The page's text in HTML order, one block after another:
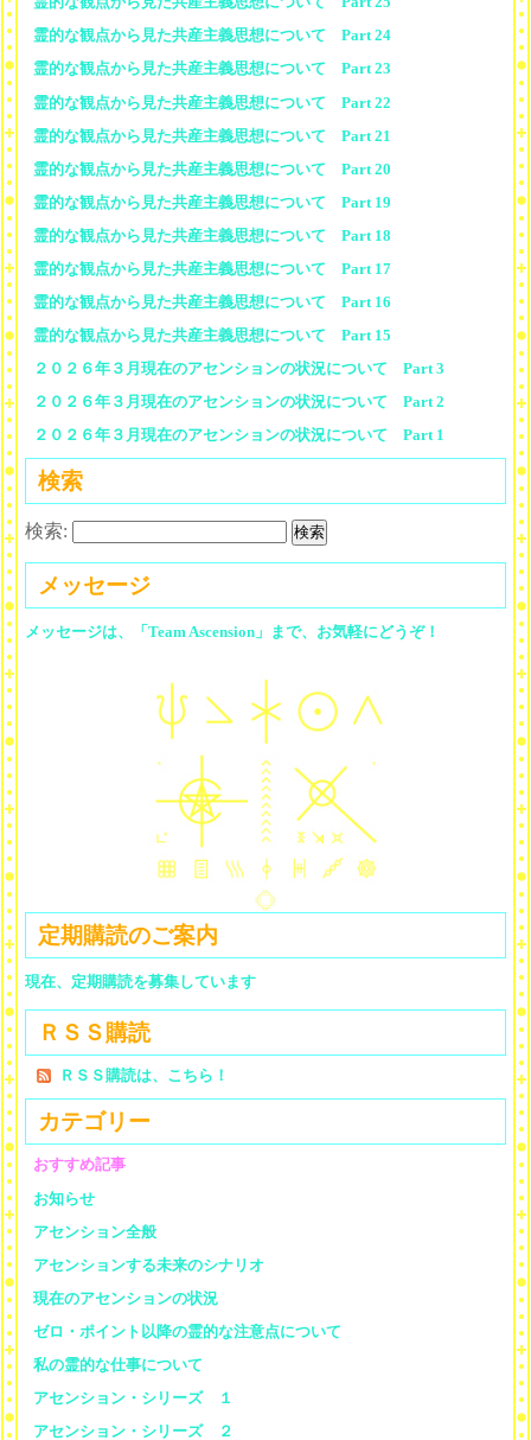
霊的な観点から見た共産主義思想について Part 24
霊的な観点から見た共産主義思想について Part 23
霊的な観点から見た共産主義思想について Part 22
霊的な観点から見た共産主義思想について Part 21
霊的な観点から見た共産主義思想について Part 20
霊的な観点から見た共産主義思想について Part 19
霊的な観点から見た共産主義思想について Part 18
霊的な観点から見た共産主義思想について Part 17
霊的な観点から見た共産主義思想について Part 16
霊的な観点から見た共産主義思想について Part 15
２０２６年３月現在のアセンションの状況について Part 3
２０２６年３月現在のアセンションの状況について Part 2
２０２６年３月現在のアセンションの状況について Part 1
検索
検索:
メッセージ
メッセージは、「Team Ascension」まで、お気軽にどうぞ！
定期購読のご案内
現在、定期購読を募集しています
ＲＳＳ購読
ＲＳＳ購読は、こちら！
カテゴリー
おすすめ記事
お知らせ
アセンション全般
アセンションする未来のシナリオ
現在のアセンションの状況
ゼロ・ポイント以降の霊的な注意点について
私の霊的な仕事について
アセンション・シリーズ １
アセンション・シリーズ ２